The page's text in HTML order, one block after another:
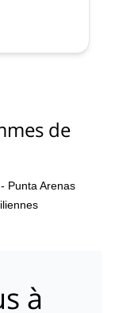
de
Punta Arenas
à